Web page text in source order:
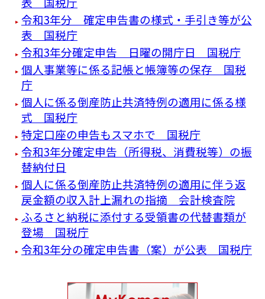
令和3年分 確定申告書の様式・手引き等が公
表 国税庁
令和3年分確定申告 日曜の開庁日 国税庁
個人事業等に係る記帳と帳簿等の保存 国税
庁
個人に係る倒産防止共済特例の適用に係る様
式 国税庁
特定口座の申告もスマホで 国税庁
令和3年分確定申告（所得税、消費税等）の振
替納付日
個人に係る倒産防止共済特例の適用に伴う返
戻金額の収入計上漏れの指摘 会計検査院
ふるさと納税に添付する受領書の代替書類が
登場 国税庁
令和3年分の確定申告書（案）が公表 国税庁